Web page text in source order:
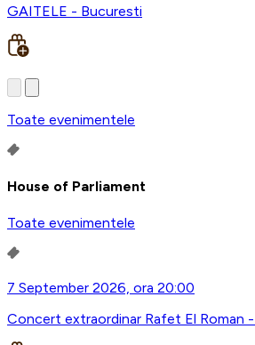
GAITELE - Bucuresti
Toate evenimentele
House of Parliament
Toate evenimentele
7 September 2026, ora 20:00
Concert extraordinar Rafet El Roman -